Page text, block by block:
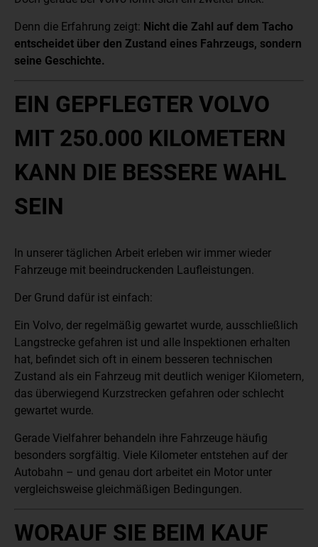
Denn die Erfahrung zeigt: Nicht die Zahl auf dem Tacho
entscheidet über den Zustand eines Fahrzeugs, sondern
seine Geschichte.
EIN GEPFLEGTER VOLVO
MIT 250.000 KILOMETERN
KANN DIE BESSERE WAHL
SEIN
In unserer täglichen Arbeit erleben wir immer wieder
Fahrzeuge mit beeindruckenden Laufleistungen.
Der Grund dafür ist einfach:
Ein Volvo, der regelmäßig gewartet wurde, ausschließlich
Langstrecke gefahren ist und alle Inspektionen erhalten
hat, befindet sich oft in einem besseren technischen
Zustand als ein Fahrzeug mit deutlich weniger Kilometern,
das überwiegend Kurzstrecken gefahren oder schlecht
gewartet wurde.
Gerade Vielfahrer behandeln ihre Fahrzeuge häufig
besonders sorgfältig. Viele Kilometer entstehen auf der
Autobahn – und genau dort arbeitet ein Motor unter
vergleichsweise gleichmäßigen Bedingungen.
WORAUF SIE BEIM KAUF